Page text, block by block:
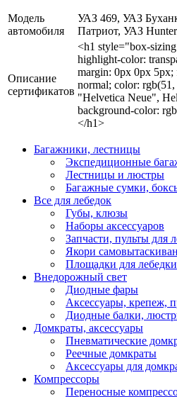
Модель
автомобиля
УАЗ 469, УАЗ
Патриот, УАЗ Hunter
Описание
сертификатов
<h1 style="box-
highlight-color:
margin: 0px 0px
normal; color:
"Helvetica Neue",
background-color:
</h1>
Багажники, лестницы
Экспедиционные
Лестницы и люстры
Багажные сумки,
Все для лебедок
Губы, клюзы
Наборы аксессуаров
Запчасти, пульты для
Якори
Площадки для лебедки
Внедорожный свет
Диодные фары
Аксессуары, крепеж,
Диодные балки,
Домкраты, аксессуары
Пневматические
Реечные домкраты
Аксессуары для
Компрессоры
Переносные